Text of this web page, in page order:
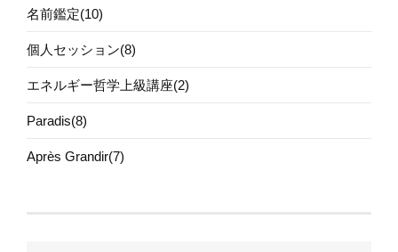
名前鑑定(10)
個人セッション(8)
エネルギー哲学上級講座(2)
Paradis(8)
Après Grandir(7)